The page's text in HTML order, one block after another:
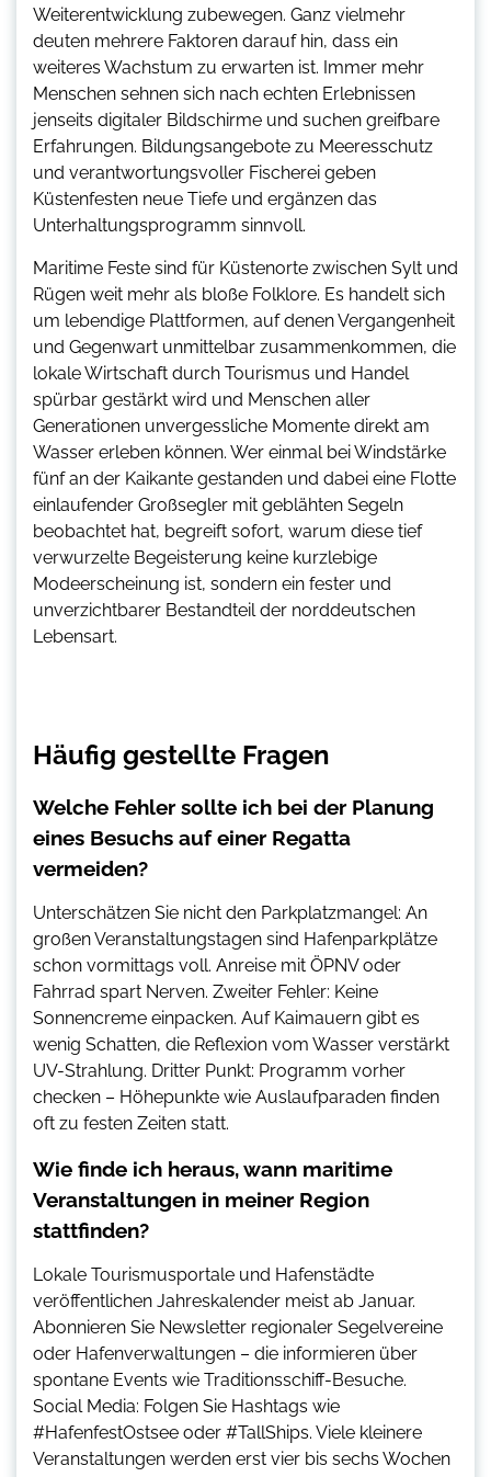
Weiterentwicklung zubewegen. Ganz vielmehr
deuten mehrere Faktoren darauf hin, dass ein
weiteres Wachstum zu erwarten ist. Immer mehr
Menschen sehnen sich nach echten Erlebnissen
jenseits digitaler Bildschirme und suchen greifbare
Erfahrungen. Bildungsangebote zu Meeresschutz
und verantwortungsvoller Fischerei geben
Küstenfesten neue Tiefe und ergänzen das
Unterhaltungsprogramm sinnvoll.
Maritime Feste sind für Küstenorte zwischen Sylt und
Rügen weit mehr als bloße Folklore. Es handelt sich
um lebendige Plattformen, auf denen Vergangenheit
und Gegenwart unmittelbar zusammenkommen, die
lokale Wirtschaft durch Tourismus und Handel
spürbar gestärkt wird und Menschen aller
Generationen unvergessliche Momente direkt am
Wasser erleben können. Wer einmal bei Windstärke
fünf an der Kaikante gestanden und dabei eine Flotte
einlaufender Großsegler mit geblähten Segeln
beobachtet hat, begreift sofort, warum diese tief
verwurzelte Begeisterung keine kurzlebige
Modeerscheinung ist, sondern ein fester und
unverzichtbarer Bestandteil der norddeutschen
Lebensart.
Häufig gestellte Fragen
Welche Fehler sollte ich bei der Planung
eines Besuchs auf einer Regatta
vermeiden?
Unterschätzen Sie nicht den Parkplatzmangel: An
großen Veranstaltungstagen sind Hafenparkplätze
schon vormittags voll. Anreise mit ÖPNV oder
Fahrrad spart Nerven. Zweiter Fehler: Keine
Sonnencreme einpacken. Auf Kaimauern gibt es
wenig Schatten, die Reflexion vom Wasser verstärkt
UV-Strahlung. Dritter Punkt: Programm vorher
checken – Höhepunkte wie Auslaufparaden finden
oft zu festen Zeiten statt.
Wie finde ich heraus, wann maritime
Veranstaltungen in meiner Region
stattfinden?
Lokale Tourismusportale und Hafenstädte
veröffentlichen Jahreskalender meist ab Januar.
Abonnieren Sie Newsletter regionaler Segelvereine
oder Hafenverwaltungen – die informieren über
spontane Events wie Traditionsschiff-Besuche.
Social Media: Folgen Sie Hashtags wie
#HafenfestOstsee oder #TallShips. Viele kleinere
Veranstaltungen werden erst vier bis sechs Wochen